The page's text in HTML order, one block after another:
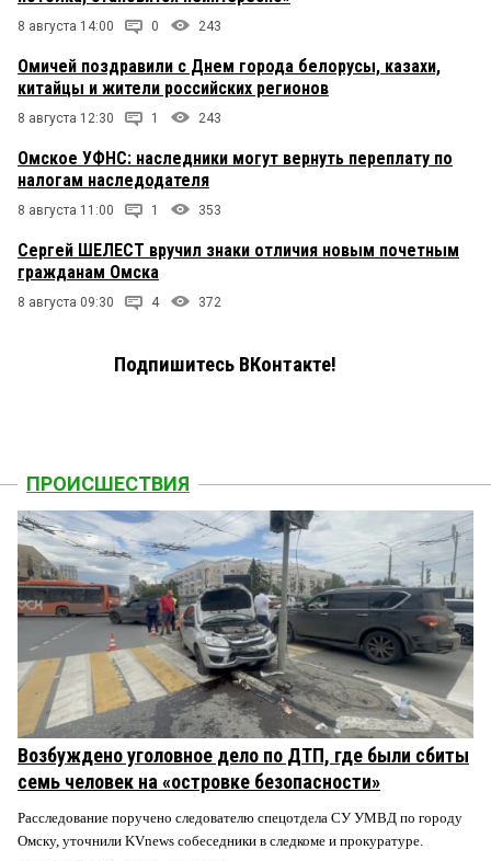
8 августа 14:00 0 243
Омичей поздравили с Днем города белорусы, казахи,
китайцы и жители российских регионов
8 августа 12:30 1 243
Омское УФНС: наследники могут вернуть переплату по
налогам наследодателя
8 августа 11:00 1 353
Сергей ШЕЛЕСТ вручил знаки отличия новым почетным
гражданам Омска
8 августа 09:30 4 372
Подпишитесь ВКонтакте!
ПРОИСШЕСТВИЯ
Возбуждено уголовное дело по ДТП, где были сбиты
семь человек на «островке безопасности»
Расследование поручено следователю спецотдела СУ УМВД по городу
Омску, уточнили KVnews собеседники в следкоме и прокуратуре.